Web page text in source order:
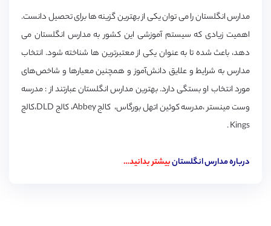
مدارس انگلستان را می توان یکی از بهترین گزینه ها برای تحصیل دانست.
اهمیت زیادی که سیستم آموزشی این کشور به مدارس انگلستان می
دهد، باعث شده تا به عنوان یکی از معتبرترین ها شناخته شود. انتخاب
مدارس به شرایط و علایق دانش‌آموز و همچنین معیارها و شاخص‌های
مورد انتخاب او بستگی دارد. بهترین مدارس انگلستان عبارتند از : مدرسه
وست مینستر ،مدرسه کوئین اتهل بورگاس، کالج Abbey، کالج DLD،کالج
Kings .
درباره مدارس انگلستانبیشتر بدانید…